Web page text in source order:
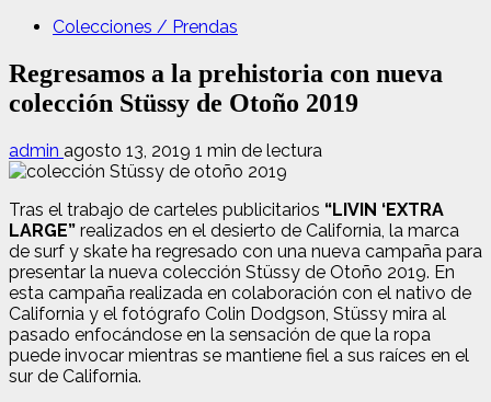
Colecciones / Prendas
Regresamos a la prehistoria con nueva
colección Stüssy de Otoño 2019
admin agosto 13, 2019 1 min de lectura
Tras el trabajo de carteles publicitarios “LIVIN ‘EXTRA
LARGE” realizados en el desierto de California, la marca
de surf y skate ha regresado con una nueva campaña para
presentar la nueva colección Stüssy de Otoño 2019. En
esta campaña realizada en colaboración con el nativo de
California y el fotógrafo Colin Dodgson, Stüssy mira al
pasado enfocándose en la sensación de que la ropa
puede invocar mientras se mantiene fiel a sus raíces en el
sur de California.